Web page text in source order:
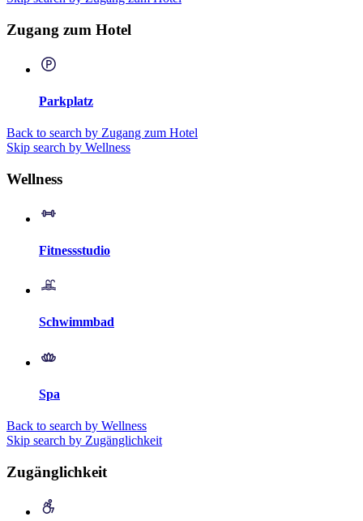
Zugang zum Hotel
Parkplatz
Back to search by Zugang zum Hotel
Skip search by Wellness
Wellness
Fitnessstudio
Schwimmbad
Spa
Back to search by Wellness
Skip search by Zugänglichkeit
Zugänglichkeit